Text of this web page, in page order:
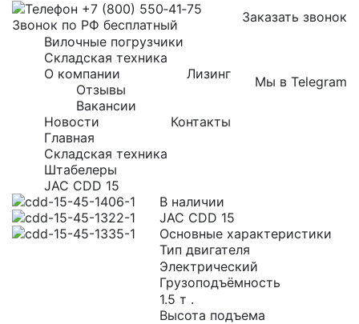
+7 (800) 550‑41‑75
Звонок по РФ бесплатный
Заказать звонок
Вилочные погрузчики
Складская техника
О компании
Отзывы
Вакансии
Лизинг
Новости Контакты
Мы в Telegram
Главная
Складская техника
Штабелеры
JAC CDD 15
В наличии
JAC CDD 15
Основные характеристики
Тип двигателя
Электрический
Грузоподъёмность
1.5 т .
Высота подъема